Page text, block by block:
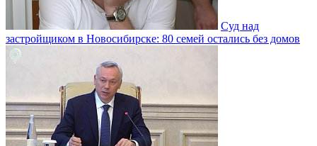
Суд над
застройщиком в Новосибирске: 80 семей остались без домов